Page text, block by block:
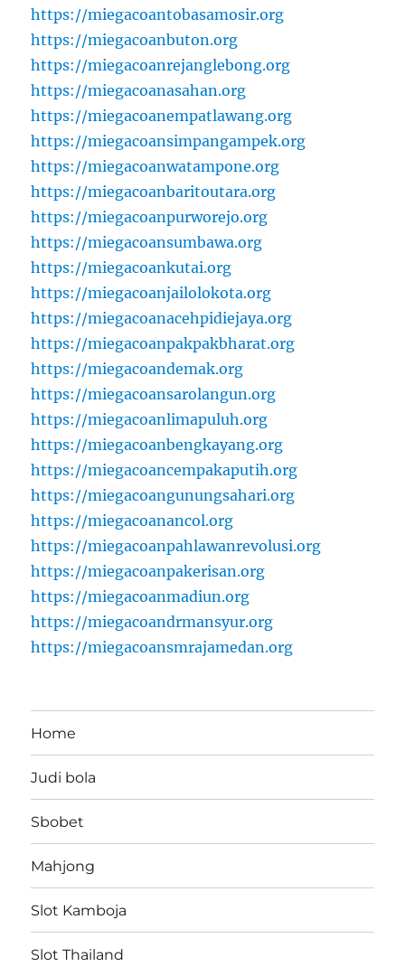
https://miegacoantobasamosir.org
https://miegacoanbuton.org
https://miegacoanrejanglebong.org
https://miegacoanasahan.org
https://miegacoanempatlawang.org
https://miegacoansimpangampek.org
https://miegacoanwatampone.org
https://miegacoanbaritoutara.org
https://miegacoanpurworejo.org
https://miegacoansumbawa.org
https://miegacoankutai.org
https://miegacoanjailolokota.org
https://miegacoanacehpidiejaya.org
https://miegacoanpakpakbharat.org
https://miegacoandemak.org
https://miegacoansarolangun.org
https://miegacoanlimapuluh.org
https://miegacoanbengkayang.org
https://miegacoancempakaputih.org
https://miegacoangunungsahari.org
https://miegacoanancol.org
https://miegacoanpahlawanrevolusi.org
https://miegacoanpakerisan.org
https://miegacoanmadiun.org
https://miegacoandrmansyur.org
https://miegacoansmrajamedan.org
Home
Judi bola
Sbobet
Mahjong
Slot Kamboja
Slot Thailand